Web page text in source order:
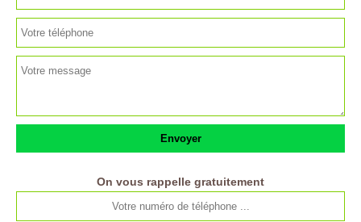
On vous rappelle gratuitement